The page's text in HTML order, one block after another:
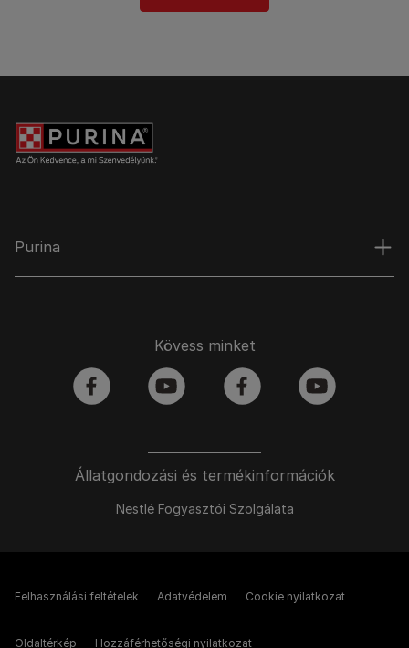
Purina
Állatgondozási és termékinformációk
Nestlé Fogyasztói Szolgálata
Kövess minket
facebook youtube facebook youtube
Felhasználási feltételek Adatvédelem Cookie nyilatkozat
Oldaltérkép Hozzáférhetőségi nyilatkozat